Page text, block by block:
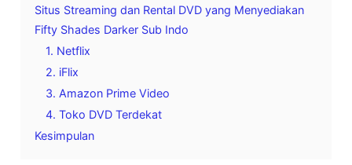
Situs Streaming dan Rental DVD yang Menyediakan
Fifty Shades Darker Sub Indo
1. Netflix
2. iFlix
3. Amazon Prime Video
4. Toko DVD Terdekat
Kesimpulan